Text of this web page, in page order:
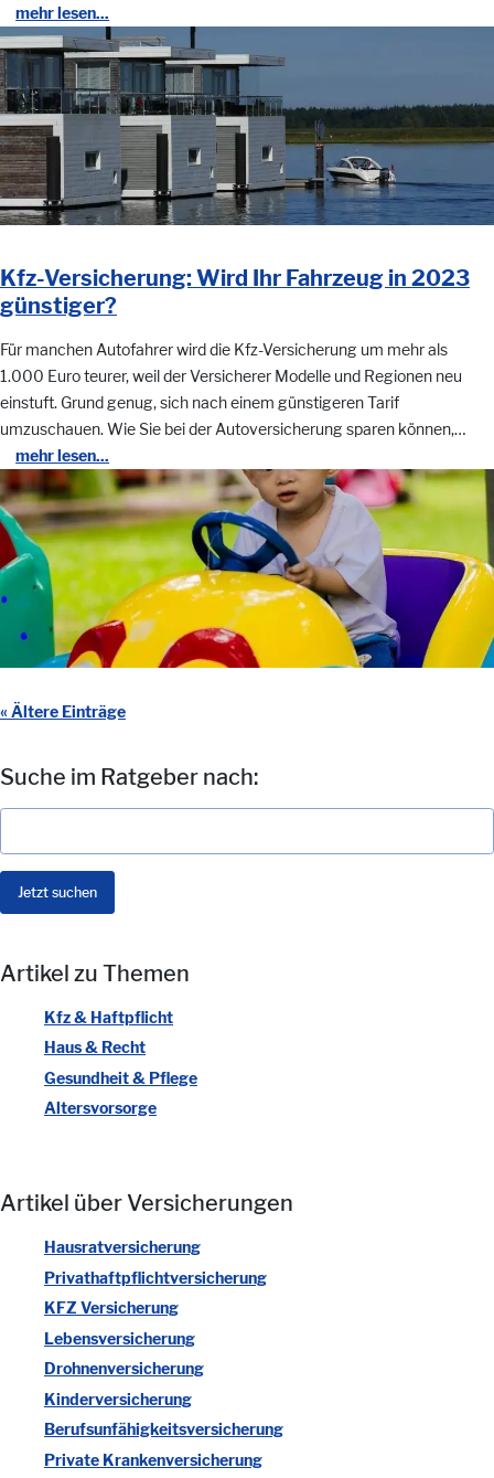
mehr lesen...
Kfz-Versicherung: Wird Ihr Fahrzeug in 2023
günstiger?
Für manchen Autofahrer wird die Kfz-Versicherung um mehr als
1.000 Euro teurer, weil der Versicherer Modelle und Regionen neu
einstuft. Grund genug, sich nach einem günstigeren Tarif
umzuschauen. Wie Sie bei der Autoversicherung sparen können,…
mehr lesen...
« Ältere Einträge
Suche im Ratgeber nach:
Artikel zu Themen
Kfz & Haftpflicht
Haus & Recht
Gesundheit & Pflege
Altersvorsorge
Artikel über Versicherungen
Hausratversicherung
Privathaftpflichtversicherung
KFZ Versicherung
Lebensversicherung
Drohnenversicherung
Kinderversicherung
Berufsunfähigkeitsversicherung
Private Krankenversicherung